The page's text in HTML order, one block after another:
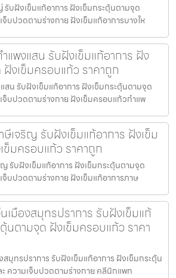
รับฝังเข็มแก้อาการ ฝังเข็มกระตุ้นตามจุด
จ็บปวดตามร่างกาย ฝังเข็มแก้อาการบางให
แพงแสน รับฝังเข็มแก้อาการ ฝัง
งเข็มครอบแก้ว ราคาถูก
สน รับฝังเข็มแก้อาการ ฝังเข็มกระตุ้นตามจุด
เจ็บปวดตามร่างกาย ฝังเข็มครอบแก้วกำแพ
ษีเจริญ รับฝังเข็มแก้อาการ ฝังเข็ม
มครอบแก้ว ราคาถูก
รับฝังเข็มแก้อาการ ฝังเข็มกระตุ้นตามจุด
จ็บปวดตามร่างกาย ฝังเข็มแก้อาการภาษ
มืองสมุทรปราการ รับฝังเข็มแก้
นตามจุด ฝังเข็มครอบแก้ว ราคา
มุทรปราการ รับฝังเข็มแก้อาการ ฝังเข็มกระตุ้น
ะ ความเจ็บปวดตามร่างกาย คลีนิกแพท